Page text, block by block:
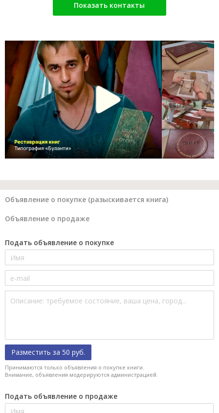
Показать контакты
Объявление о покупке (разыскивается книга)
Объявление о продаже
Подать объявление о покупке
Разместить за 50 руб.
Принимаются только объявления о покупке книги.
Внимание, объявления модерируются администрацией.
Подать объявление о продаже